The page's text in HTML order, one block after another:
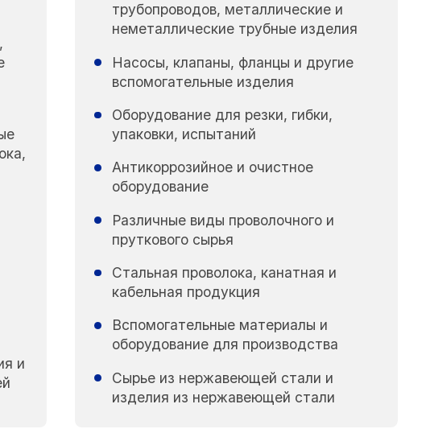
и
трубопроводов, металлические и
неметаллические трубные изделия
Насосы, клапаны, фланцы и другие
вспомогательные изделия
Оборудование для резки, гибки,
упаковки, испытаний
Антикоррозийное и очистное
оборудование
Различные виды проволочного и
пруткового сырья
Стальная проволока, канатная и
кабельная продукция
Вспомогательные материалы и
оборудование для производства
Сырье из нержавеющей стали и
изделия из нержавеющей стали